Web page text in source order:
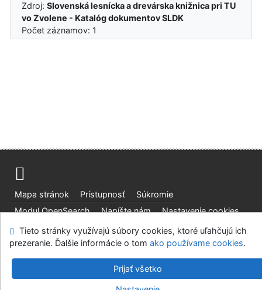
Zdroj:Slovenská lesnícka a drevárska knižnica pri TU
vo Zvolene - Katalóg dokumentov SLDK
Počet záznamov: 1
Mapa stránok Prístupnosť
Súkromie
Modul OpenSearch
Napíšte nám Nastavenie cookies
Slovenská lesnícka a drevárska knižnica pri Technickej
v.4.8.63a-Cosmotron Slovakia, s.r.o.
Tieto stránky využívajú súbory cookies, ktoré uľahčujú ich
prezeranie. Ďalšie informácie o tom ako používame cookies.
Prijať všetko